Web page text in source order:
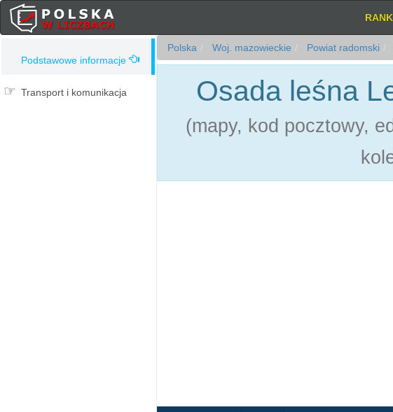
Podstawowe informacje
Transport i komunikacja
Polska Woj. mazowieckie Powiat radomski
Osada leśna
(mapy, kod pocztowy,